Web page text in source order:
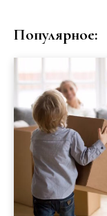
Популярное: